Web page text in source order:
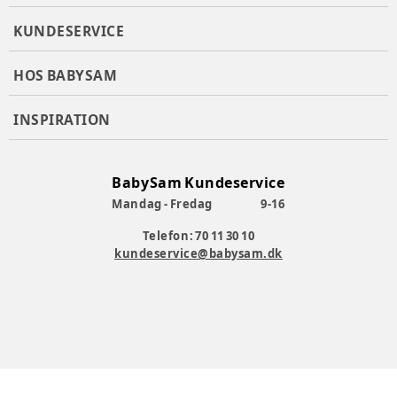
KUNDESERVICE
HOS BABYSAM
INSPIRATION
BabySam Kundeservice
Mandag - Fredag
9-16
Telefon: 70 11 30 10
kundeservice@babysam.dk